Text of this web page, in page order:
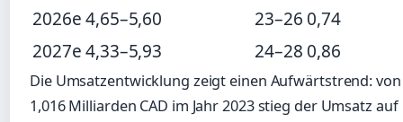
2026e4,65–5,60 23–26 0,74
2027e4,33–5,93 24–28 0,86
Die Umsatzentwicklung zeigt einen Aufwärtstrend: von
1,016 Milliarden CAD im Jahr 2023 stieg der Umsatz auf